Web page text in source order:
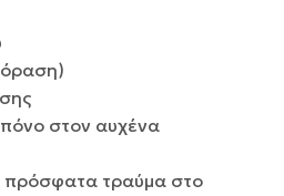
στον αυχένα
πρόσφατα τραύμα στο